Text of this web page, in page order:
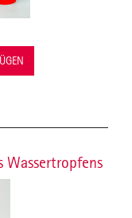
Wassertropfens